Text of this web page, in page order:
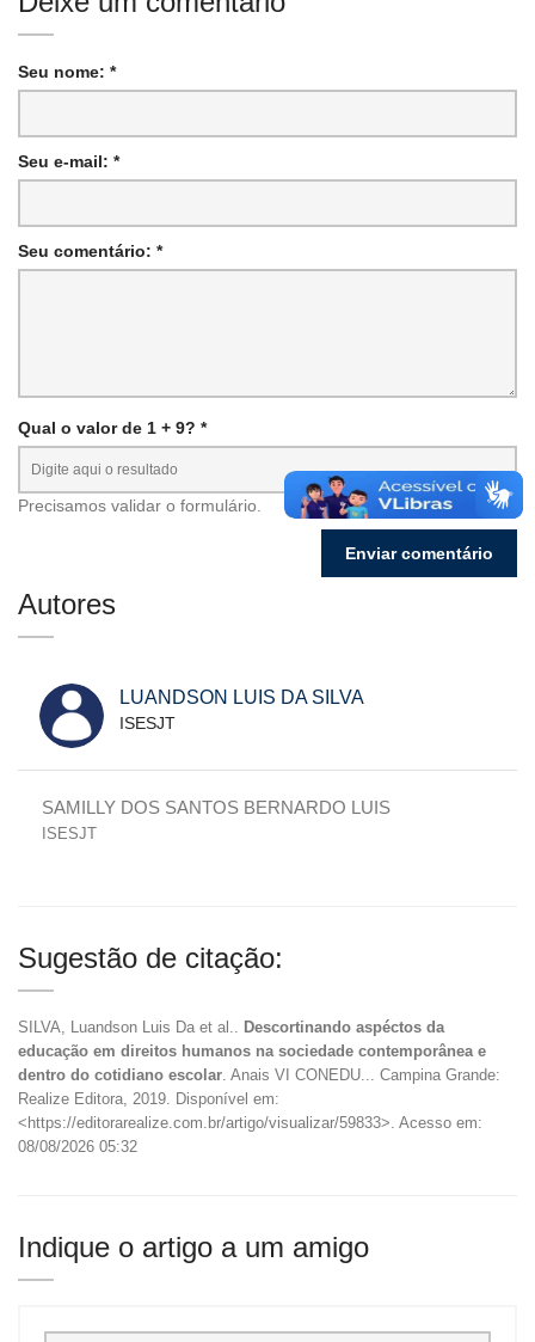
Seu nome: *
Seu e-mail: *
Seu comentário: *
Qual o valor de 1 + 9? *
Precisamos validar o formulário.
Autores
LUANDSON LUIS DA SILVA
ISESJT
SAMILLY DOS SANTOS BERNARDO LUIS
ISESJT
Sugestão de citação:
SILVA, Luandson Luis Da et al.. Descortinando aspéctos da
educação em direitos humanos na sociedade contemporânea e
dentro do cotidiano escolar. Anais VI CONEDU... Campina Grande:
Realize Editora, 2019. Disponível em:
<https://editorarealize.com.br/artigo/visualizar/59833>. Acesso em:
08/08/2026 05:32
Indique o artigo a um amigo